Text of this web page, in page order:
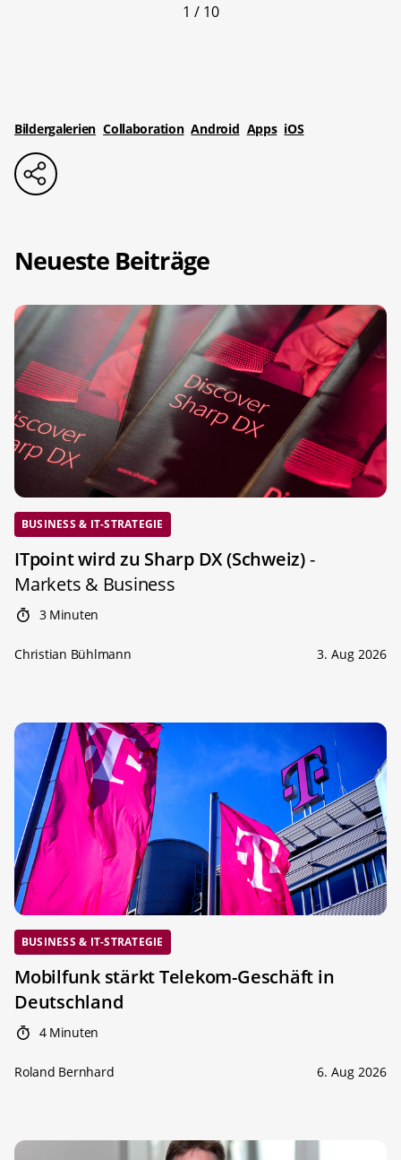
1 / 10
Bildergalerien Collaboration Android Apps iOS
Neueste Beiträge
BUSINESS & IT-STRATEGIE
ITpoint wird zu Sharp DX (Schweiz)-
Markets & Business
3 Minuten
Christian Bühlmann 3. Aug 2026
BUSINESS & IT-STRATEGIE
Mobilfunk stärkt Telekom-Geschäft in
Deutschland
4 Minuten
Roland Bernhard 6. Aug 2026